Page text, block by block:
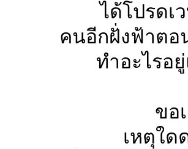
ได้โปรดเ
คนอีกฝั่งฟ้าตอ
ทำอะไรอ
ขอ
เหตุใด